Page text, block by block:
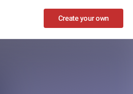
Create your own